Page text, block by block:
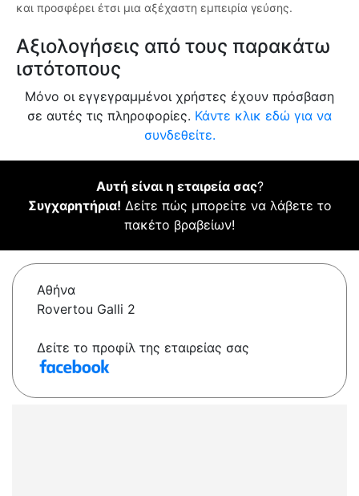
και προσφέρει έτσι μια αξέχαστη εμπειρία γεύσης.
Αξιολογήσεις από τους παρακάτω
ιστότοπους
Μόνο οι εγγεγραμμένοι χρήστες έχουν πρόσβαση
σε αυτές τις πληροφορίες. Κάντε κλικ εδώ για να
συνδεθείτε.
Αυτή είναι η εταιρεία σας?
Συγχαρητήρια! Δείτε πώς μπορείτε να λάβετε το
πακέτο βραβείων!
Αθήνα
Rovertou Galli 2
Δείτε το προφίλ της εταιρείας σας